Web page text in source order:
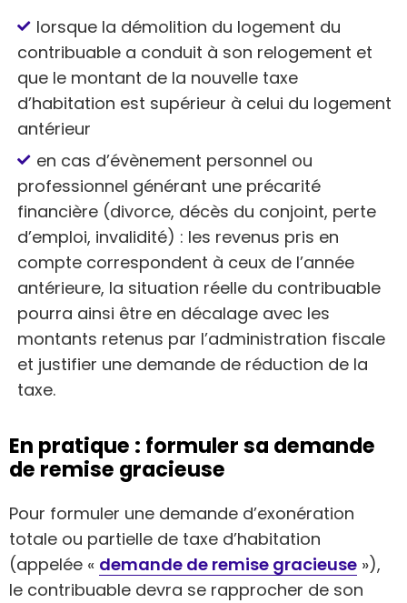
lorsque la démolition du logement du
contribuable a conduit à son relogement et
que le montant de la nouvelle taxe
d’habitation est supérieur à celui du logement
antérieur
en cas d’évènement personnel ou
professionnel générant une précarité
financière (divorce, décès du conjoint, perte
d’emploi, invalidité) : les revenus pris en
compte correspondent à ceux de l’année
antérieure, la situation réelle du contribuable
pourra ainsi être en décalage avec les
montants retenus par l’administration fiscale
et justifier une demande de réduction de la
taxe.
En pratique : formuler sa demande
de remise gracieuse
Pour formuler une demande d’exonération
totale ou partielle de taxe d’habitation
(appelée « demande de remise gracieuse »),
le contribuable devra se rapprocher de son